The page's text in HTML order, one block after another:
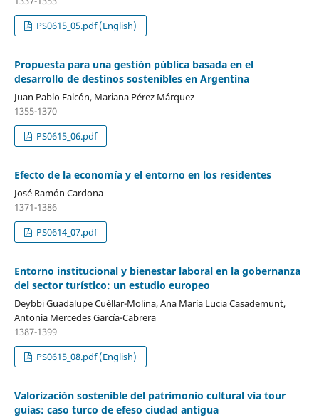
PS0615_05.pdf (English)
Propuesta para una gestión pública basada en el
desarrollo de destinos sostenibles en Argentina
Juan Pablo Falcón, Mariana Pérez Márquez
1355-1370
PS0615_06.pdf
Efecto de la economía y el entorno en los residentes
José Ramón Cardona
1371-1386
PS0614_07.pdf
Entorno institucional y bienestar laboral en la gobernanza
del sector turístico: un estudio europeo
Deybbi Guadalupe Cuéllar-Molina, Ana María Lucia Casademunt,
Antonia Mercedes García-Cabrera
1387-1399
PS0615_08.pdf (English)
Valorización sostenible del patrimonio cultural via tour
guías: caso turco de efeso ciudad antigua